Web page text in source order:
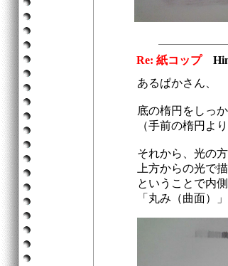
Re: 紙コップ
あるぱかさん、
底の楕円をしっ
（手前の楕円よ
それから、光の
上方からの光で
ということで内
「丸み（曲面）